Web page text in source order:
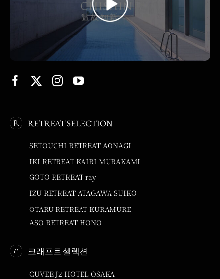
RETREAT SELECTION
SETOUCHI RETREAT AONAGI
IKI RETREAT KAIRI MURAKAMI
GOTO RETREAT ray
IZU RETREAT ATAGAWA SUIKO
OTARU RETREAT KURAMURE
ASO RETREAT HONO
크래프트 셀렉션
CUVEE J2 HOTEL OSAKA